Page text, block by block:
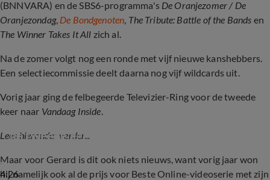
(BNNVARA) en de SBS6-programma's De Oranjezomer / De
Oranjezondag, De Bondgenoten, The Tribute: Battle of the Bands en
The Winner Takes It All zich al.
Na de zomer volgt nog een ronde met vijf nieuwe kanshebbers.
Een selectiecommissie deelt daarna nog vijf wildcards uit.
Vorig jaar ging de felbegeerde Televizier-Ring voor de tweede
keer naar Vandaag Inside.
Lees hieronder verder...
4:26
TV-GESCHIEDENIS: Vandaag Inside wint voor
de tweede keer de Gouden Televizier-Ring!
Maar voor Gerard is dit ook niets nieuws, want vorig jaar won
hij namelijk ook al de prijs voor Beste Online-videoserie met zijn